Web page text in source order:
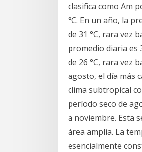
clasifica como Am
°C. En un año, la
de 31 °C, rara vez
promedio diaria es
de 26 °C, rara vez
agosto, el día más
clima subtropical
período seco de
a noviembre. Esta
área amplia. La
esencialmente